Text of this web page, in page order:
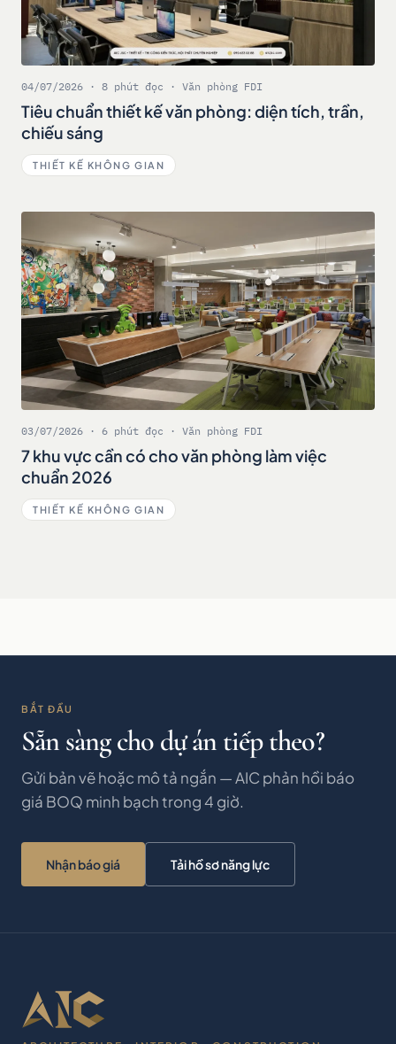
04/07/2026 · 8 phút đọc · Văn phòng FDI
Tiêu chuẩn thiết kế văn phòng: diện tích, trần,
chiếu sáng
THIẾT KẾ KHÔNG GIAN
03/07/2026 · 6 phút đọc · Văn phòng FDI
7 khu vực cần có cho văn phòng làm việc
chuẩn 2026
THIẾT KẾ KHÔNG GIAN
BẮT ĐẦU
Sẵn sàng cho dự án tiếp theo?
Gửi bản vẽ hoặc mô tả ngắn — AIC phản hồi báo
giá BOQ minh bạch trong 4 giờ.
Nhận báo giá Tải hồ sơ năng lực